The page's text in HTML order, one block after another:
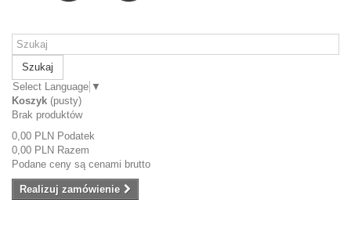
Szukaj
Select Language ▼
Koszyk (pusty)
Brak produktów
0,00 PLN Podatek
0,00 PLN Razem
Podane ceny są cenami brutto
Realizuj zamówienie